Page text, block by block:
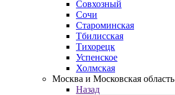
Совхозный
Сочи
Староминская
Тбилисская
Тихорецк
Успенское
Холмская
Москва и Московская область
Назад